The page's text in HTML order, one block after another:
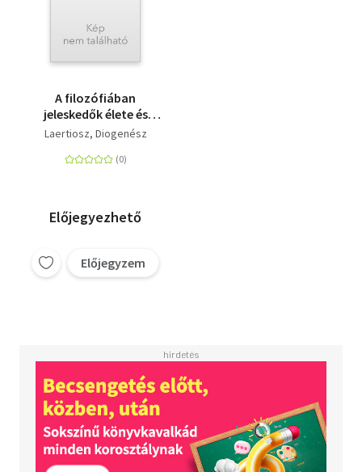
A filozófiában
jeleskedők élete és
nézetei tíz könyvben -
Laertiosz, Diogenész
Előjegyezhető
Előjegyzem